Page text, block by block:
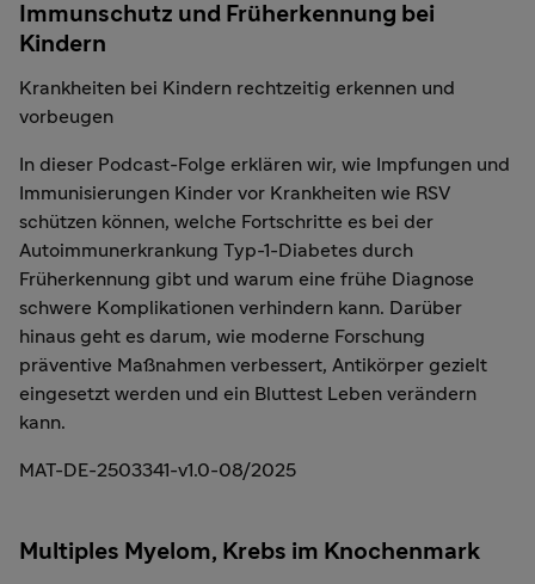
Immunschutz und Früherkennung bei
Kindern
Krankheiten bei Kindern rechtzeitig erkennen und
vorbeugen
In dieser Podcast-Folge erklären wir, wie Impfungen und
Immunisierungen Kinder vor Krankheiten wie RSV
schützen können, welche Fortschritte es bei der
Autoimmunerkrankung Typ-1-Diabetes durch
Früherkennung gibt und warum eine frühe Diagnose
schwere Komplikationen verhindern kann. Darüber
hinaus geht es darum, wie moderne Forschung
präventive Maßnahmen verbessert, Antikörper gezielt
eingesetzt werden und ein Bluttest Leben verändern
kann.
MAT-DE-2503341-v1.0-08/2025
Multiples Myelom, Krebs im Knochenmark